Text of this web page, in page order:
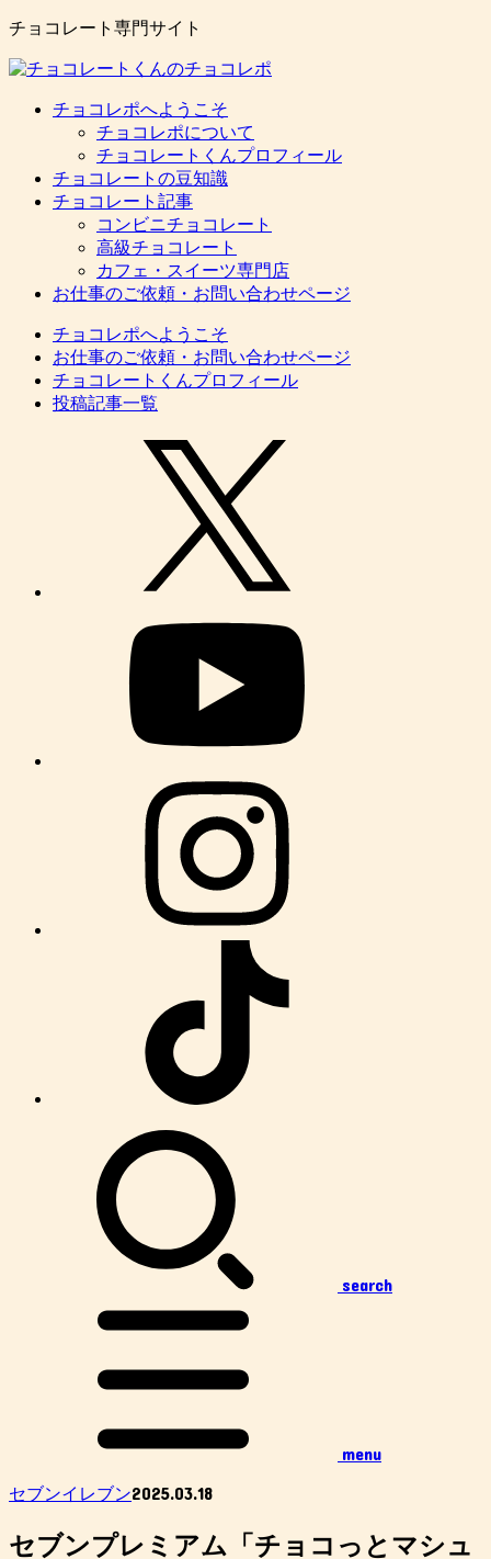
チョコレート専門サイト
チョコレポへようこそ
チョコレポについて
チョコレートくんプロフィール
チョコレートの豆知識
チョコレート記事
コンビニチョコレート
高級チョコレート
カフェ・スイーツ専門店
お仕事のご依頼・お問い合わせページ
チョコレポへようこそ
お仕事のご依頼・お問い合わせページ
チョコレートくんプロフィール
投稿記事一覧
search
menu
セブンイレブン2025.03.18
セブンプレミアム「チョコっとマシュ